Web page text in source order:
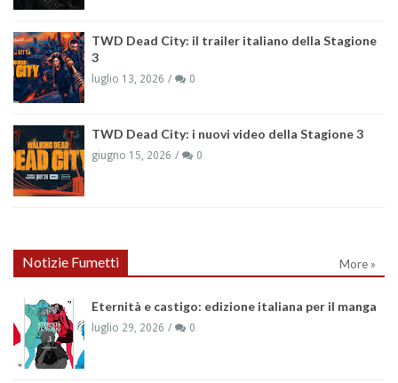
TWD Dead City: il trailer italiano della Stagione
3
luglio 13, 2026 0
TWD Dead City: i nuovi video della Stagione 3
giugno 15, 2026 0
Notizie Fumetti More »
Eternità e castigo: edizione italiana per il manga
luglio 29, 2026 0